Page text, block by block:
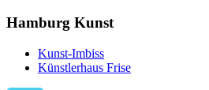
Hamburg Kunst
Kunst-Imbiss
Künstlerhaus Frise